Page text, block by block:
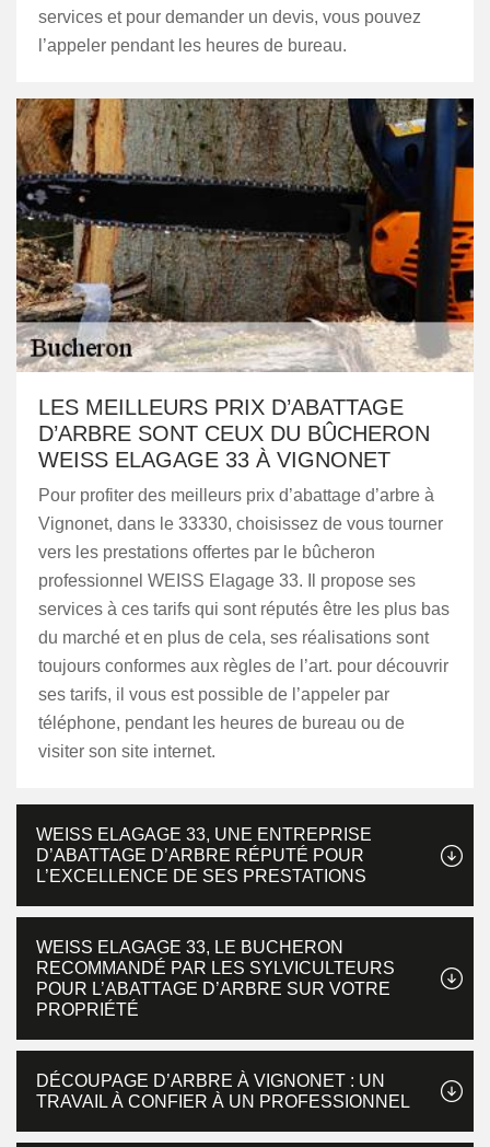
services et pour demander un devis, vous pouvez
l’appeler pendant les heures de bureau.
LES MEILLEURS PRIX D’ABATTAGE
D’ARBRE SONT CEUX DU BÛCHERON
WEISS ELAGAGE 33 À VIGNONET
Pour profiter des meilleurs prix d’abattage d’arbre à
Vignonet, dans le 33330, choisissez de vous tourner
vers les prestations offertes par le bûcheron
professionnel WEISS Elagage 33. Il propose ses
services à ces tarifs qui sont réputés être les plus bas
du marché et en plus de cela, ses réalisations sont
toujours conformes aux règles de l’art. pour découvrir
ses tarifs, il vous est possible de l’appeler par
téléphone, pendant les heures de bureau ou de
visiter son site internet.
WEISS ELAGAGE 33, UNE ENTREPRISE
D’ABATTAGE D’ARBRE RÉPUTÉ POUR
L’EXCELLENCE DE SES PRESTATIONS
WEISS ELAGAGE 33, LE BUCHERON
RECOMMANDÉ PAR LES SYLVICULTEURS
POUR L’ABATTAGE D’ARBRE SUR VOTRE
PROPRIÉTÉ
DÉCOUPAGE D’ARBRE À VIGNONET : UN
TRAVAIL À CONFIER À UN PROFESSIONNEL